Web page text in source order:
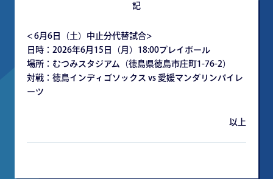
記
< 6⽉6⽇（⼟）中⽌分代替試合>
⽇時：2026年6⽉15⽇（⽉）18:00プレイボール
場所：むつみスタジアム（徳島県徳島市庄町1-76-2）
対戦：徳島インディゴソックス vs 愛媛マンダリンパイレ
ーツ
以上